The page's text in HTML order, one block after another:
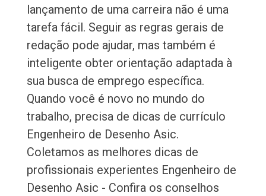
lançamento de uma carreira não é uma
tarefa fácil. Seguir as regras gerais de
redação pode ajudar, mas também é
inteligente obter orientação adaptada à
sua busca de emprego específica.
Quando você é novo no mundo do
trabalho, precisa de dicas de currículo
Engenheiro de Desenho Asic.
Coletamos as melhores dicas de
profissionais experientes Engenheiro de
Desenho Asic - Confira os conselhos